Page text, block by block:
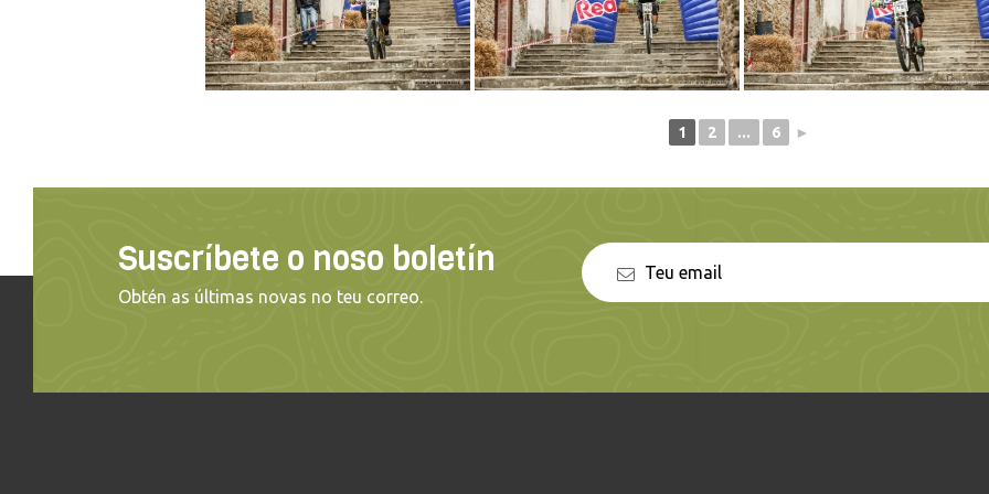
1 2 ... 6 ►
Suscríbete o noso boletín
Obtén as últimas novas no teu correo.